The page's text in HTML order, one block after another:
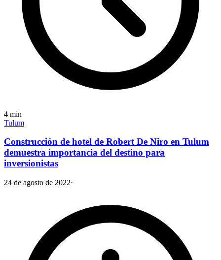
4 min
Tulum
Construcción de hotel de Robert De Niro en Tulum
demuestra importancia del destino para
inversionistas
24 de agosto de 2022·